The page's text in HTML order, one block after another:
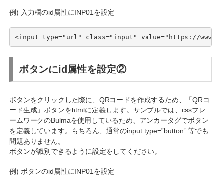
例) 入力欄のid属性にINP01を設定
<input type="url" class="input" value="https://
ボタンにid属性を設定②
ボタンをクリックした際に、QRコードを作成するため、「QRコ
ード生成」ボタンをhtmlに定義します。サンプルでは、cssフレ
ームワークのBulmaを使用しているため、アンカータグでボタン
を定義しています。もちろん、通常のinput type=”button” 等でも
問題ありません。
ボタンが識別できるように設定をしてください。
例) ボタンのid属性にINP01を設定